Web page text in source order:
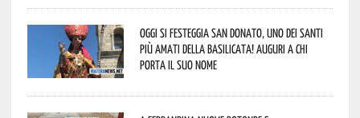
Oggi si festeggia San Donato, uno dei Santi
più amati della Basilicata! Auguri a chi
porta il suo nome